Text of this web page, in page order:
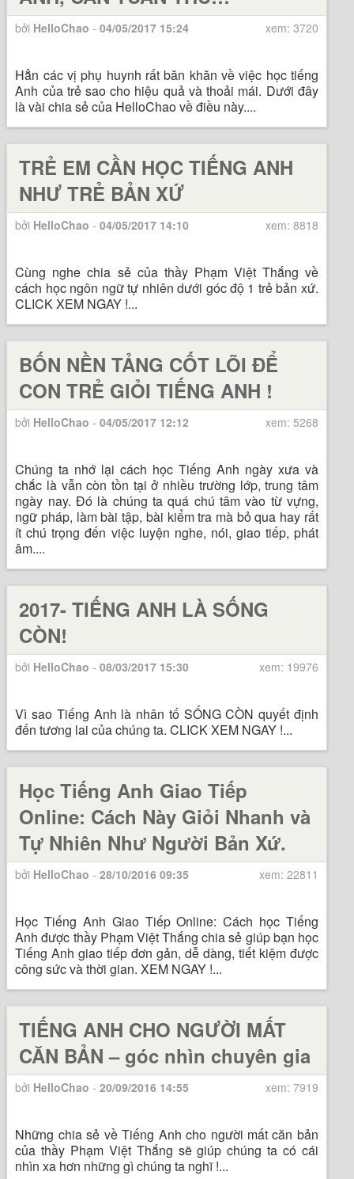
bởi HelloChao -04/05/2017 15:24 xem: 3720
Hẳn các vị phụ huynh rất băn khăn về việc học tiếng
Anh của trẻ sao cho hiệu quả và thoải mái. Dưới đây
là vài chia sẻ của HelloChao về điều này....
TRẺ EM CẦN HỌC TIẾNG ANH
NHƯ TRẺ BẢN XỨ
bởi HelloChao -04/05/2017 14:10 xem: 8818
Cùng nghe chia sẻ của thầy Phạm Việt Thắng về
cách học ngôn ngữ tự nhiên dưới góc độ 1 trẻ bản xứ.
CLICK XEM NGAY !...
BỐN NỀN TẢNG CỐT LÕI ĐỂ
CON TRẺ GIỎI TIẾNG ANH !
bởi HelloChao -04/05/2017 12:12 xem: 5268
Chúng ta nhớ lại cách học Tiếng Anh ngày xưa và
chắc là vẫn còn tồn tại ở nhiều trường lớp, trung tâm
ngày nay. Đó là chúng ta quá chú tâm vào từ vựng,
ngữ pháp, làm bài tập, bài kiểm tra mà bỏ qua hay rất
ít chú trọng đến việc luyện nghe, nói, giao tiếp, phát
âm....
2017- TIẾNG ANH LÀ SỐNG
CÒN!
bởi HelloChao -08/03/2017 15:30 xem: 19976
Vì sao Tiếng Anh là nhân tố SỐNG CÒN quyết định
đến tương lai của chúng ta. CLICK XEM NGAY !...
Học Tiếng Anh Giao Tiếp
Online: Cách Này Giỏi Nhanh và
Tự Nhiên Như Người Bản Xứ.
bởi HelloChao -28/10/2016 09:35 xem: 22811
Học Tiếng Anh Giao Tiếp Online: Cách học Tiếng
Anh được thầy Phạm Việt Thắng chia sẻ giúp bạn học
Tiếng Anh giao tiếp đơn gản, dễ dàng, tiết kiệm được
công sức và thời gian. XEM NGAY !...
TIẾNG ANH CHO NGƯỜI MẤT
CĂN BẢN – góc nhìn chuyên gia
bởi HelloChao -20/09/2016 14:55 xem: 7919
Những chia sẻ về Tiếng Anh cho người mất căn bản
của thầy Phạm Việt Thắng sẽ giúp chúng ta có cái
nhìn xa hơn những gì chúng ta nghĩ !...